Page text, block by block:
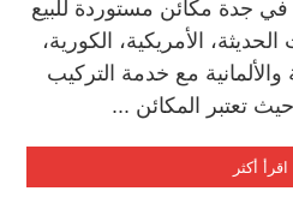
في جدة مكائن مستوردة للبيع
الأمريكية، الكورية،
والألمانية مع خدمة التركيب
تعتبر المكائن ...
اقرأ أكثر